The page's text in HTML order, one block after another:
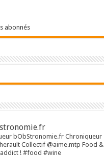
abonnés
bObStronomie.fr Chroniqueur
Collectif @aime.mtp Food &
!#food #wine